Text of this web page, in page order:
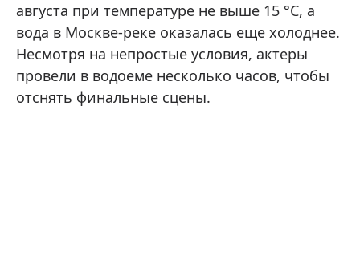
августа при температуре не выше 15 °C, а
вода в Москве-реке оказалась еще холоднее.
Несмотря на непростые условия, актеры
провели в водоеме несколько часов, чтобы
отснять финальные сцены.